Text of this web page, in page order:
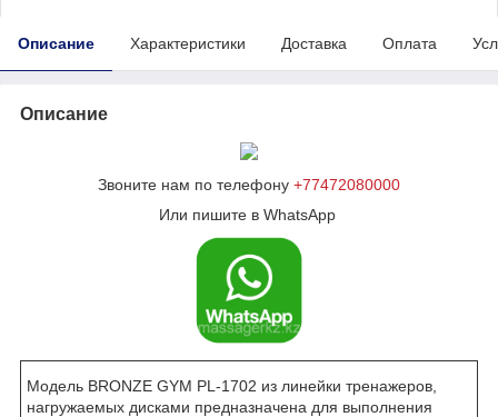
Описание Характеристики Доставка Оплата
Описание
Звоните нам по телефону +77472080000
Или пишите в WhatsApp
Модель BRONZE GYM PL-1702 из линейки тренажеров,
нагружаемых дисками предназначена для выполнения